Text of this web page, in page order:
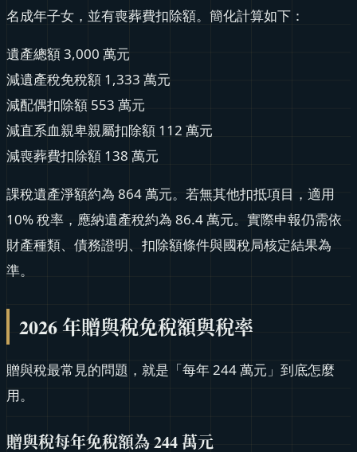
名成年子女，並有喪葬費扣除額。簡化計算如下：
遺產總額 3,000 萬元
減遺產稅免稅額 1,333 萬元
減配偶扣除額 553 萬元
減直系血親卑親屬扣除額 112 萬元
減喪葬費扣除額 138 萬元
課稅遺產淨額約為 864 萬元。若無其他扣抵項目，適用
10% 稅率，應納遺產稅約為 86.4 萬元。實際申報仍需依
財產種類、債務證明、扣除額條件與國稅局核定結果為
準。
2026 年贈與稅免稅額與稅率
贈與稅最常見的問題，就是「每年 244 萬元」到底怎麼
用。
贈與稅每年免稅額為 244 萬元